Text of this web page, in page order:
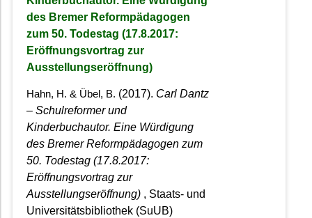
des Bremer Reformpädagogen
zum 50. Todestag (17.8.2017:
Eröffnungsvortrag zur
Ausstellungseröffnung)
Hahn, H. & Übel, B. (2017). Carl Dantz
– Schulreformer und
Kinderbuchautor. Eine Würdigung
des Bremer Reformpädagogen zum
50. Todestag (17.8.2017:
Eröffnungsvortrag zur
Ausstellungseröffnung) , Staats- und
Universitätsbibliothek (SuUB)